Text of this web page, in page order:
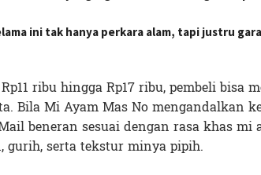
ini tak hanya perkara alam, tapi justru
ribu hingga Rp17 ribu, pembeli bisa
Bila Mi Ayam Mas No mengandalkan
beneran sesuai dengan rasa khas mi
gurih, serta tekstur minya pipih.